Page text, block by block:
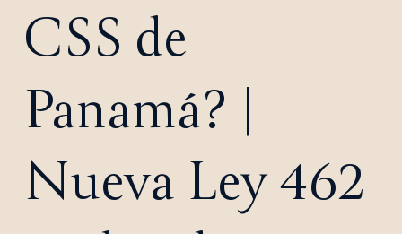
CSS de
Panamá? |
Nueva Ley 462